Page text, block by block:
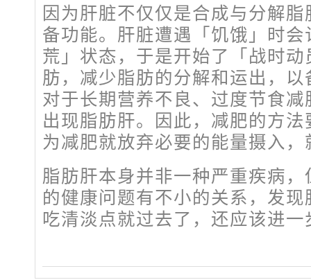
因为肝脏不仅仅是合成与分解
备功能。肝脏遭遇「饥饿」时
荒」状态，于是开始了「战时
肪，减少脂肪的分解和运出，
对于长期营养不良、过度节食
出现脂肪肝。因此，减肥的方
为减肥就放弃必要的能量摄入
脂肪肝本身并非一种严重疾病
的健康问题有不小的关系，发
吃清淡点就过去了，还应该进